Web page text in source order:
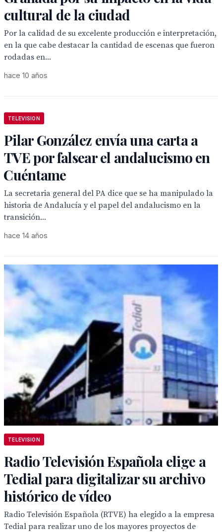
cultural de la ciudad
Por la calidad de su excelente producción e interpretación,
en la que cabe destacar la cantidad de escenas que fueron
rodadas en...
hace 10 años
TELEVISION
Pilar González envía una carta a
TVE por falsear el andalucismo en
Cuéntame
La secretaria general del PA dice que se ha manipulado la
historia de Andalucía y el papel del andalucismo en la
transición...
hace 14 años
TELEVISION
Radio Televisión Española elige a
Tedial para digitalizar su archivo
histórico de vídeo
Radio Televisión Española (RTVE) ha elegido a la empresa
Tedial para realizar uno de los mayores proyectos de